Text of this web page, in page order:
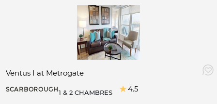
Ventus I at Metrogate
SCARBOROUGH1 & 2 CHAMBRES 4.5